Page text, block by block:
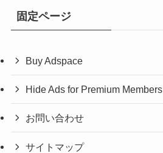
固定ページ
Buy Adspace
Hide Ads for Premium Members
お問い合わせ
サイトマップ